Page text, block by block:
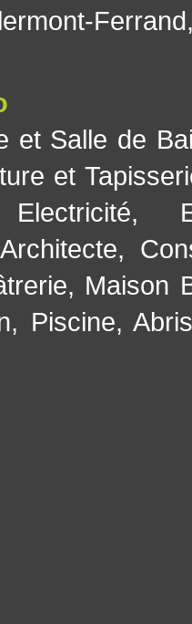
Ferrand
et Salle de
et
Electricité,
Architecte,
, Maison
, Piscine,